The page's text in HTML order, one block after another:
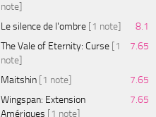
note]
Le silence de l'ombre [1 note]
8.1
The Vale of Eternity: Curse [1
note]
7.65
Maitshin [1 note]
7.65
Wingspan: Extension
Amériques [1 note]
7.65